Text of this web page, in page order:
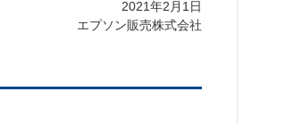
2021年2月1日
エプソン販売株式会社